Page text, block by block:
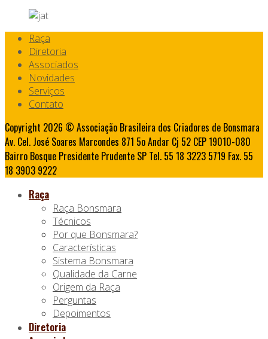
Raça
Diretoria
Associados
Novidades
Serviços
Contato
Copyright 2026 © Associação Brasileira dos Criadores de Bonsmara
Av. Cel. José Soares Marcondes 871 5o Andar Cj 52 CEP 19010-080
Bairro Bosque Presidente Prudente SP Tel. 55 18 3223 5719 Fax. 55
18 3903 9222
Raça
Raça Bonsmara
Técnicos
Por que Bonsmara?
Características
Sistema Bonsmara
Qualidade da Carne
Origem da Raça
Perguntas
Depoimentos
Diretoria